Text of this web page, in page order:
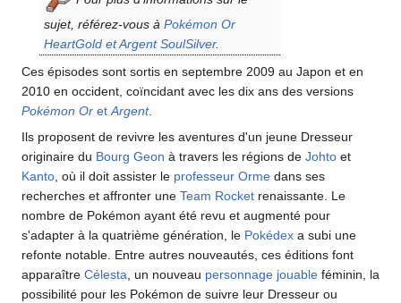
sujet, référez-vous à Pokémon Or
HeartGold et Argent SoulSilver.
Ces épisodes sont sortis en septembre 2009 au Japon et en
2010 en occident, coïncidant avec les dix ans des versions
Pokémon Or et Argent.
Ils proposent de revivre les aventures d'un jeune Dresseur
originaire du Bourg Geon à travers les régions de Johto et
Kanto , où il doit assister le professeur Orme dans ses
recherches et affronter une Team Rocket renaissante. Le
nombre de Pokémon ayant été revu et augmenté pour
s'adapter à la quatrième génération, le Pokédex a subi une
refonte notable. Entre autres nouveautés, ces éditions font
apparaître Célesta , un nouveau personnage jouable féminin, la
possibilité pour les Pokémon de suivre leur Dresseur ou